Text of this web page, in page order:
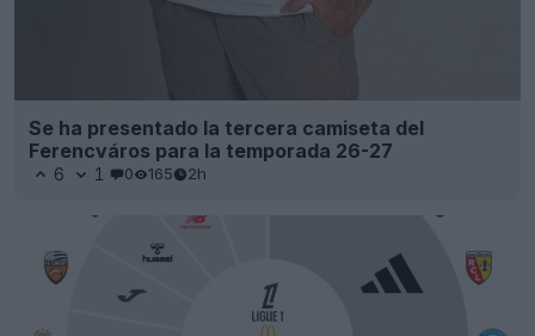
Se ha presentado la tercera camiseta del
Ferencváros para la temporada 26-27
6 1 0 165 2h